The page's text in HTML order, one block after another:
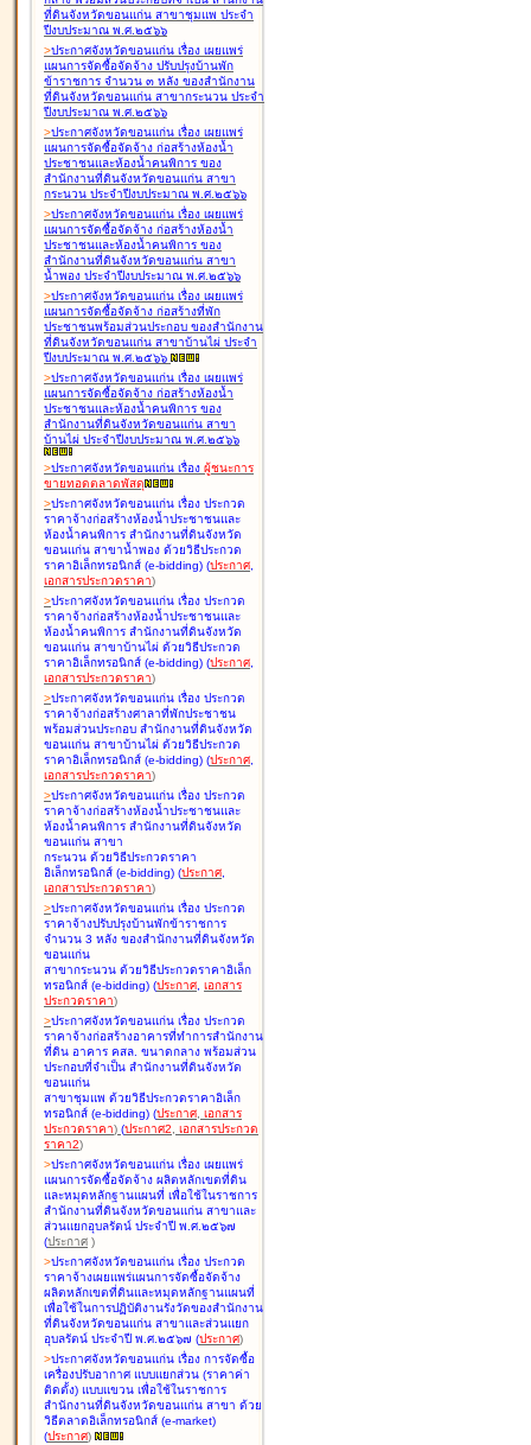
ที่ดินจังหวัดขอนแก่น สาขาชุมแพ ประจำ
ปีงบประมาณ พ.ศ.๒๕๖๖
>ประกาศจังหวัดขอนแก่น เรื่อง เผยแพร่
แผนการจัดซื้อจัดจ้าง ปรับปรุงบ้านพัก
ข้าราชการ จำนวน ๓ หลัง ของสำนักงาน
ที่ดินจังหวัดขอนแก่น สาขากระนวน ประจำ
ปีงบประมาณ พ.ศ.๒๕๖๖
>ประกาศจังหวัดขอนแก่น เรื่อง เผยแพร่
แผนการจัดซื้อจัดจ้าง ก่อสร้างห้องน้ำ
ประชาชนและห้องน้ำคนพิการ ของ
สำนักงานที่ดินจังหวัดขอนแก่น สาขา
กระนวน ประจำปีงบประมาณ พ.ศ.๒๕๖๖
>ประกาศจังหวัดขอนแก่น เรื่อง เผยแพร่
แผนการจัดซื้อจัดจ้าง ก่อสร้างห้องน้ำ
ประชาชนและห้องน้ำคนพิการ ของ
สำนักงานที่ดินจังหวัดขอนแก่น สาขา
น้ำพอง ประจำปีงบประมาณ พ.ศ.๒๕๖๖
>ประกาศจังหวัดขอนแก่น เรื่อง เผยแพร่
แผนการจัดซื้อจัดจ้าง ก่อสร้างที่พัก
ประชาชนพร้อมส่วนประกอบ ของสำนักงาน
ที่ดินจังหวัดขอนแก่น สาขาบ้านไผ่ ประจำ
ปีงบประมาณ พ.ศ.๒๕๖๖
>ประกาศจังหวัดขอนแก่น เรื่อง เผยแพร่
แผนการจัดซื้อจัดจ้าง ก่อสร้างห้องน้ำ
ประชาชนและห้องน้ำคนพิการ ของ
สำนักงานที่ดินจังหวัดขอนแก่น สาขา
บ้านไผ่ ประจำปีงบประมาณ พ.ศ.๒๕๖๖
>ประกาศจังหวัดขอนแก่น เรื่อง ผู้ชนะการ
ขายทอดตลาดพัสดุ
>ประกาศจังหวัดขอนแก่น เรื่อง ประกวด
ราคาจ้างก่อสร้างห้องน้ำประชาชนและ
ห้องน้ำคนพิการ สำนักงานที่ดินจังหวัด
ขอนแก่น สาขาน้ำพอง ด้วยวิธีประกวด
ราคาอิเล็กทรอนิกส์ (e-bidding) (ประกาศ,
เอกสารประกวดราคา)
>ประกาศจังหวัดขอนแก่น เรื่อง ประกวด
ราคาจ้างก่อสร้างห้องน้ำประชาชนและ
ห้องน้ำคนพิการ สำนักงานที่ดินจังหวัด
ขอนแก่น สาขาบ้านไผ่ ด้วยวิธีประกวด
ราคาอิเล็กทรอนิกส์ (e-bidding) (ประกาศ,
เอกสารประกวดราคา)
>ประกาศจังหวัดขอนแก่น เรื่อง ประกวด
ราคาจ้างก่อสร้างศาลาที่พักประชาชน
พร้อมส่วนประกอบ สำนักงานที่ดินจังหวัด
ขอนแก่น สาขาบ้านไผ่ ด้วยวิธีประกวด
ราคาอิเล็กทรอนิกส์ (e-bidding) (ประกาศ,
เอกสารประกวดราคา)
>ประกาศจังหวัดขอนแก่น เรื่อง ประกวด
ราคาจ้างก่อสร้างห้องน้ำประชาชนและ
ห้องน้ำคนพิการ สำนักงานที่ดินจังหวัด
ขอนแก่น สาขา
กระนวน ด้วยวิธีประกวดราคา
อิเล็กทรอนิกส์ (e-bidding) (ประกาศ,
เอกสารประกวดราคา)
>ประกาศจังหวัดขอนแก่น เรื่อง ประกวด
ราคาจ้างปรับปรุงบ้านพักข้าราชการ
จำนวน 3 หลัง ของสำนักงานที่ดินจังหวัด
ขอนแก่น
สาขากระนวน ด้วยวิธีประกวดราคาอิเล็ก
ทรอนิกส์ (e-bidding) (ประกาศ, เอกสาร
ประกวดราคา)
>ประกาศจังหวัดขอนแก่น เรื่อง ประกวด
ราคาจ้างก่อสร้างอาคารที่ทำการสำนักงาน
ที่ดิน อาคาร คสล. ขนาดกลาง พร้อมส่วน
ประกอบที่จำเป็น สำนักงานที่ดินจังหวัด
ขอนแก่น
สาขาชุมแพ ด้วยวิธีประกวดราคาอิเล็ก
ทรอนิกส์ (e-bidding) (ประกาศ, เอกสาร
ประกวดราคา) (ประกาศ2, เอกสารประกวด
ราคา2)
>ประกาศจังหวัดขอนแก่น เรื่อง เผยแพร่
แผนการจัดซื้อจัดจ้าง ผลิตหลักเขตที่ดิน
และหมุดหลักฐานแผนที่ เพื่อใช้ในราชการ
สำนักงานที่ดินจังหวัดขอนแก่น สาขาและ
ส่วนแยกอุบลรัตน์ ประจำปี พ.ศ.๒๕๖๗
(ประกาศ )
>ประกาศจังหวัดขอนแก่น เรื่อง ประกวด
ราคาจ้างเผยแพร่แผนการจัดซื้อจัดจ้าง
ผลิตหลักเขตที่ดินและหมุดหลักฐานแผนที่
เพื่อใช้ในการปฏิบัติงานรังวัดของสำนักงาน
ที่ดินจังหวัดขอนแก่น สาขาและส่วนแยก
อุบลรัตน์ ประจำปี พ.ศ.๒๕๖๗ (ประกาศ)
>ประกาศจังหวัดขอนแก่น เรื่อง การจัดซื้อ
เครื่องปรับอากาศ แบบแยกส่วน (ราคาค่า
ติดตั้ง) แบบแขวน เพื่อใช้ในราชการ
สำนักงานที่ดินจังหวัดขอนแก่น สาขา ด้วย
วิธีตลาดอิเล็กทรอนิกส์ (e-market)
(ประกาศ)